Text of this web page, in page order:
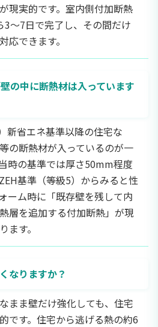
現実的です。室内側付加断熱
3〜7日で完了し、その間だけ
応できます。
の中に断熱材は入っています
新省エネ基準以降の住宅な
の断熱材が入っているのが一
時の基準では厚さ50mm程度
基準（等級5）からみると性
ーム時に「既存壁を残して内
層を追加する付加断熱」が現
ます。
なりますか？
まま壁だけ強化しても、住宅
です。住宅から逃げる熱の約6